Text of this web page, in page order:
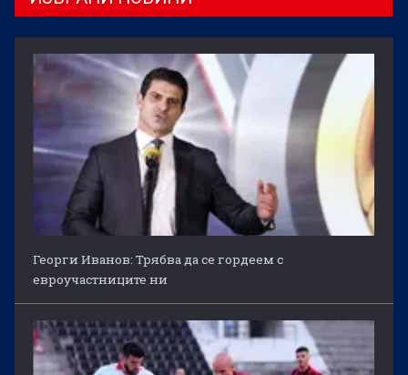
Георги Иванов: Трябва да се гордеем с
евроучастниците ни